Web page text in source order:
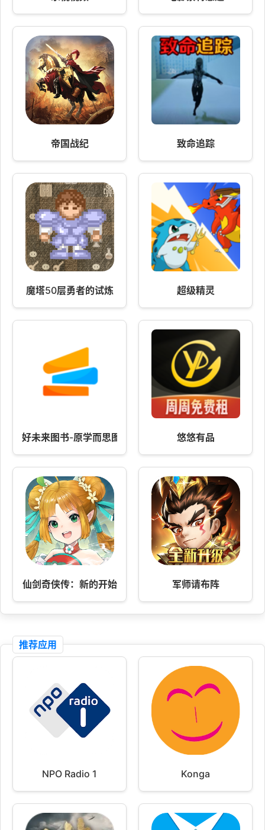
帝国战纪 致命追踪
魔塔50层勇者的试炼 超级精灵
好未来图书-原学而思图书 悠悠有品
仙剑奇侠传：新的开始 军师请布阵
推荐应用
NPO Radio 1 Konga